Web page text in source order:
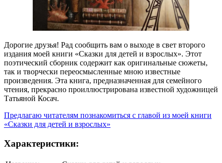
Дорогие друзья! Рад сообщить вам о выходе в свет второго
издания моей книги «Сказки для детей и взрослых». Этот
поэтический сборник содержит как оригинальные сюжеты,
так и творчески переосмысленные мною известные
произведения. Эта книга, предназначенная для семейного
чтения, прекрасно проиллюстрирована известной художницей
Татьяной Косач.
Предлагаю читателям познакомиться с главой из моей книги
«Сказки для детей и взрослых»
Характеристики: